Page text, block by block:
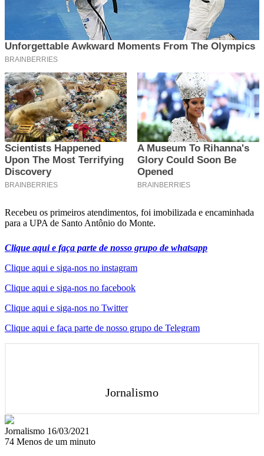
Recebeu os primeiros atendimentos, foi imobilizada e encaminhada
para a UPA de Santo Antônio do Monte.
Clique aqui e faça parte de nosso grupo de whatsapp
Clique aqui e siga-nos no instagram
Clique aqui e siga-nos no facebook
Clique aqui e siga-nos no Twitter
Clique aqui e faça parte de nosso grupo de Telegram
Jornalismo
Jornalismo Mande
um
16/03/2021
74 Menos de um minuto